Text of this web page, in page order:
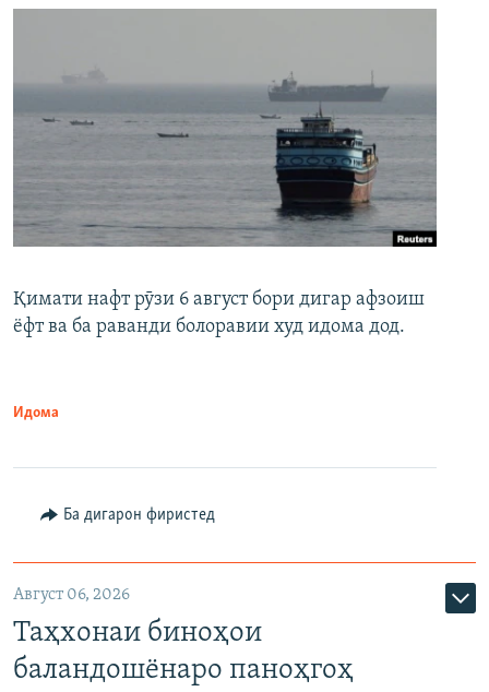
Қимати нафт рӯзи 6 август бори дигар афзоиш
ёфт ва ба раванди болоравии худ идома дод.
Идома
Ба дигарон фиристед
Август 06, 2026
Таҳхонаи биноҳои
баландошёнаро паноҳгоҳ